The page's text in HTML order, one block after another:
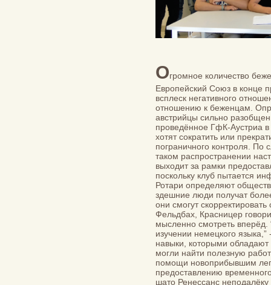
Огромное количество
Европейский Союз в конце
всплеск негативного
отношению к беженцам.
австрийцы сильно
проведённое ГфК-Аустриа в
хотят сократить или
пограничного контроля.
таком распространении
выходит за рамки
поскольку клуб пытается
Ротари определяют
здешние люди получат
они смогут
Фельдбах, Красницер
мысленно смотреть
изучении немецкого
навыки, которыми
могли найти полезную
помощи новоприбывшим
предоставлению
шато Ренессанс